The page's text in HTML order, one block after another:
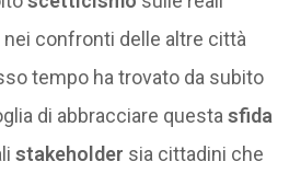
confronti delle altre città
tempo ha trovato da subito
di abbracciare questa sfida
stakeholder sia cittadini che